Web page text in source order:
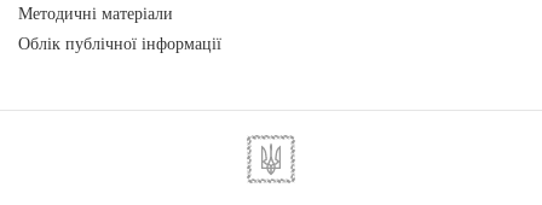
Методичні матеріали
Облік публічної інформації